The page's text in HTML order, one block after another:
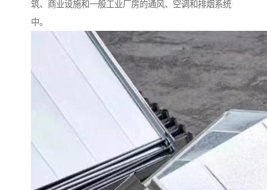
筑、商业设施和一般工业厂房的通风、空调和排烟系统
中。